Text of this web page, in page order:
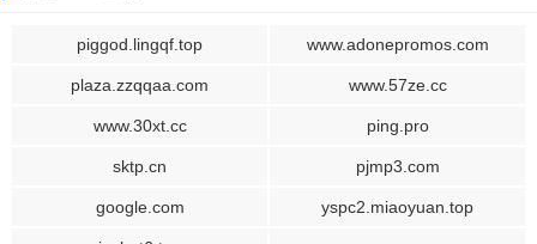
piggod.lingqf.top www.adonepromos.com
plaza.zzqqaa.com www.57ze.cc
www.30xt.cc ping.pro
sktp.cn pjmp3.com
google.com yspc2.miaoyuan.top